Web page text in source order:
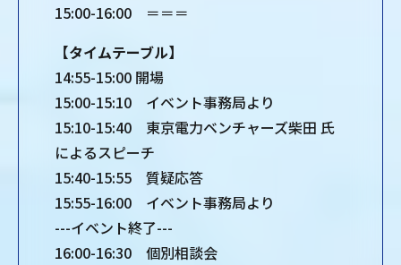
15:00-16:00 ＝＝＝
【タイムテーブル】
14:55-15:00 開場
15:00-15:10 イベント事務局より
15:10-15:40 東京電力ベンチャーズ柴田 氏
によるスピーチ
15:40-15:55 質疑応答
15:55-16:00 イベント事務局より
---イベント終了---
16:00-16:30 個別相談会